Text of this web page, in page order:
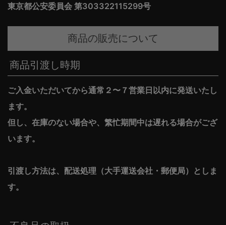
東京都公安委員会 第303322115299号
商品の販売について
商品引渡し時期
ご入金いただいてから通常２〜７営業日以内に発送いたし
ます。
但し、在庫のない場合や、繁忙期間中は遅れる場合がござ
います。
引渡し方法は、配送処理（大手運送会社・郵便局）としま
す。